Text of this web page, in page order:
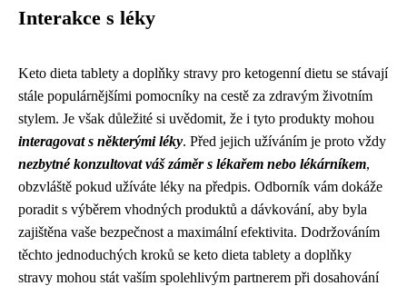
Interakce s léky
Keto dieta tablety a doplňky stravy pro ketogenní dietu se stávají
stále populárnějšími pomocníky na cestě za zdravým životním
stylem. Je však důležité si uvědomit, že i tyto produkty mohou
interagovat s některými léky. Před jejich užíváním je proto vždy
nezbytné konzultovat váš záměr s lékařem nebo lékárníkem,
obzvláště pokud užíváte léky na předpis. Odborník vám dokáže
poradit s výběrem vhodných produktů a dávkování, aby byla
zajištěna vaše bezpečnost a maximální efektivita. Dodržováním
těchto jednoduchých kroků se keto dieta tablety a doplňky
stravy mohou stát vaším spolehlivým partnerem při dosahování